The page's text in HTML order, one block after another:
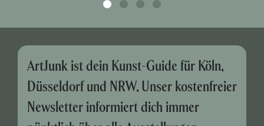
ArtJunk ist dein Kunst-Guide für Köln,
Düsseldorf und NRW. Unser kostenfreier
Newsletter informiert dich immer